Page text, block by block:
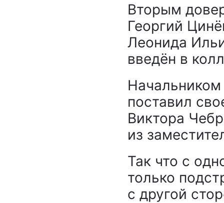
Вторым
Георгий
Леонида
введён в
поставил
Виктора
из
Так что с
только
с другой